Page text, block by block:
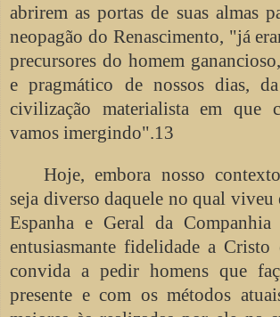
abrirem as portas de suas almas
neopagão do Renascimento, "já
precursores do homem
e pragmático de nossos dias,
civilização materialista em que
vamos imergindo".13
Hoje, embora nosso
seja diverso daquele no qual viveu
Espanha e Geral da Companhia
entusiasmante fidelidade a
convida a pedir homens que
presente e com os métodos